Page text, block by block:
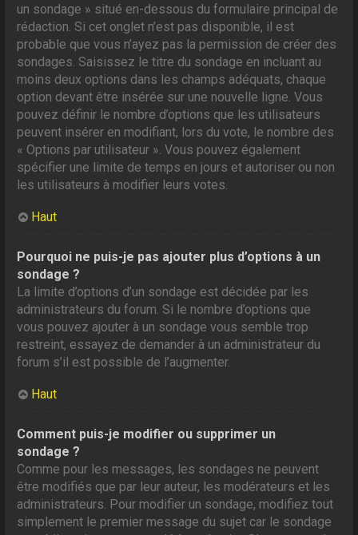
un sondage » situé en-dessous du formulaire principal de
rédaction. Si cet onglet n’est pas disponible, il est
probable que vous n’ayez pas la permission de créer des
sondages. Saisissez le titre du sondage en incluant au
moins deux options dans les champs adéquats, chaque
option devant être insérée sur une nouvelle ligne. Vous
pouvez définir le nombre d’options que les utilisateurs
peuvent insérer en modifiant, lors du vote, le nombre des
« Options par utilisateur ». Vous pouvez également
spécifier une limite de temps en jours et autoriser ou non
les utilisateurs à modifier leurs votes.
Haut
Pourquoi ne puis-je pas ajouter plus d’options à un
sondage ?
La limite d’options d’un sondage est décidée par les
administrateurs du forum. Si le nombre d’options que
vous pouvez ajouter à un sondage vous semble trop
restreint, essayez de demander à un administrateur du
forum s’il est possible de l’augmenter.
Haut
Comment puis-je modifier ou supprimer un
sondage ?
Comme pour les messages, les sondages ne peuvent
être modifiés que par leur auteur, les modérateurs et les
administrateurs. Pour modifier un sondage, modifiez tout
simplement le premier message du sujet car le sondage